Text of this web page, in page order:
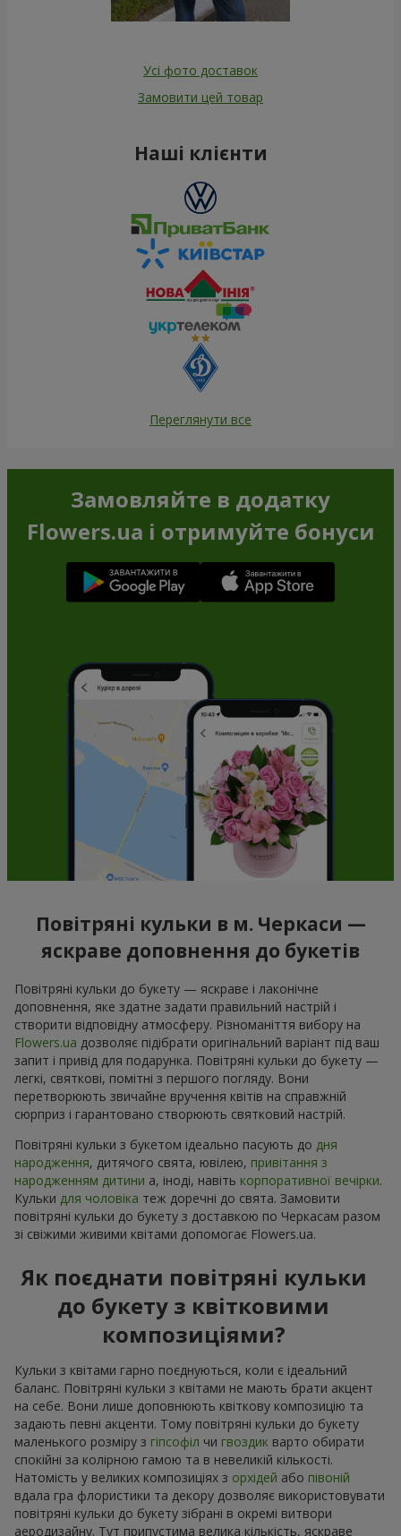
Усі фото доставок
Замовити цей товар
Наші клієнти
Переглянути все
Замовляйте в додатку
Flowers.ua і отримуйте бонуси
Повітряні кульки в м. Черкаси —
яскраве доповнення до букетів
Повітряні кульки до букету — яскраве і лаконічне
доповнення, яке здатне задати правильний настрій і
створити відповідну атмосферу. Різноманіття вибору на
Flowers.ua дозволяє підібрати оригінальний варіант під ваш
запит і привід для подарунка. Повітряні кульки до букету —
легкі, святкові, помітні з першого погляду. Вони
перетворюють звичайне вручення квітів на справжній
сюрприз і гарантовано створюють святковий настрій.
Повітряні кульки з букетом ідеально пасують до дня
народження, дитячого свята, ювілею, привітання з
народженням дитини а, іноді, навіть корпоративної вечірки.
Кульки для чоловіка теж доречні до свята. Замовити
повітряні кульки до букету з доставкою по Черкасам разом
зі свіжими живими квітами допомогає Flowers.ua.
Як поєднати повітряні кульки
до букету з квітковими
композиціями?
Кульки з квітами гарно поєднуються, коли є ідеальний
баланс. Повітряні кульки з квітами не мають брати акцент
на себе. Вони лише доповнюють квіткову композицію та
задають певні акценти. Тому повітряні кульки до букету
маленького розміру з гіпсофіл чи гвоздик варто обирати
спокійні за колірною гамою та в невеликій кількості.
Натомість у великих композиціях з орхідей або півоній
вдала гра флористики та декору дозволяє використовувати
повітряні кульки до букету зібрані в окремі витвори
аеродизайну. Тут припустима велика кількість, яскраве